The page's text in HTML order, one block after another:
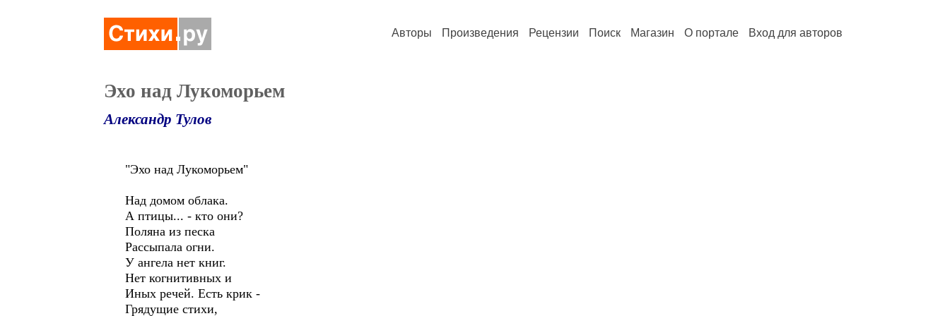
Авторы Произведения Рецензии Поиск Магазин О портале Вход для авторов
Эхо над Лукоморьем
Александр Тулов
"Эхо над Лукоморьем"
Над домом облака.
А птицы... - кто они?
Поляна из песка
Рассыпала огни.
У ангела нет книг.
Нет когнитивных и
Иных речей. Есть крик -
Грядущие стихи,